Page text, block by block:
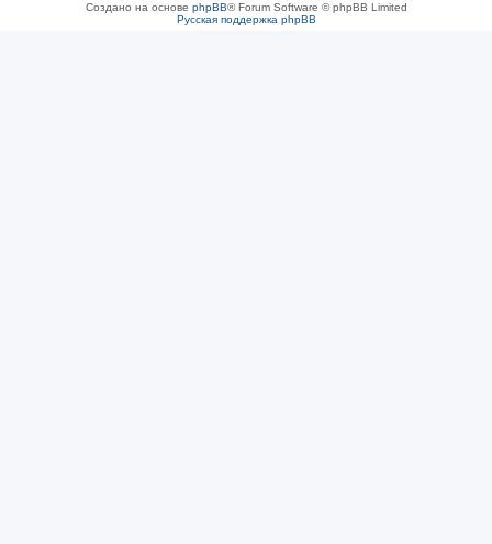
Создано на основе phpBB® Forum Software © phpBB Limited
Русская поддержка phpBB